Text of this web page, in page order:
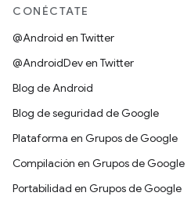
CONÉCTATE
@Android en Twitter
@AndroidDev en Twitter
Blog de Android
Blog de seguridad de Google
Plataforma en Grupos de Google
Compilación en Grupos de Google
Portabilidad en Grupos de Google